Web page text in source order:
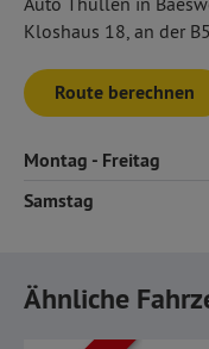
Kloshaus 18, an der
Route berechnen
Montag - Freitag
Samstag
Ähnliche